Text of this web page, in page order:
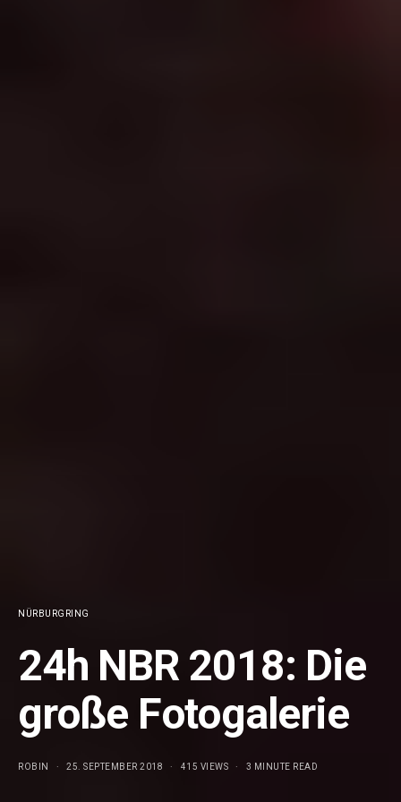
NÜRBURGRING
24h NBR 2018: Die
große Fotogalerie
ROBIN 25. SEPTEMBER 2018 415 VIEWS 3 MINUTE READ